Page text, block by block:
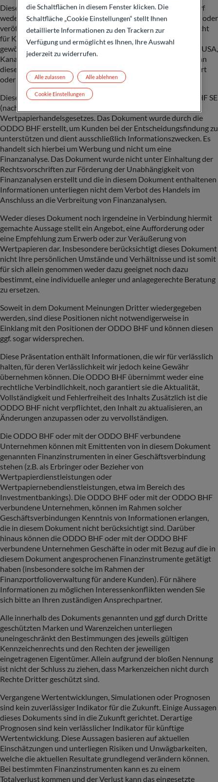
Dieses vertrauliche Dokument ist nur für Sie bestimmt Es darf
weder insgesamt, noch in Teilen reproduziert, weitergegeben oder
veröffentlicht werden. Insbesondere ist dieses Dokument nicht
für Kunden oder andere Personen mit Sitz, Wohnsitz,
gewöhnlichem Aufenthaltsort oder Greencard in bzw für die USA,
Kanada oder anderen Drittstaaten bestimmt und darf nicht an
diese Personen weitergegeben bzw. in diese Länder eingeführt
oder dort verbreitet werden.
Diese Publikation ist eine Kundeninformation der ODDO BHF SE
(nachfolgend „ODDO BHF“) im Sinne des
Wertpapierhandelsgesetzes. Das Dokument wurde durch die
ODDO BHF erstellt, um Kunden bei der Entscheidungsfindung zu
unterstützen und dient ausschließlich Informationszwecken. Es
handelt sich hierbei um Werbung und nicht um eine
Finanzanalyse. Das Dokument wurde nicht unter Einhaltung der
Rechtsvorschriften zur Förderung der Unabhängigkeit von
Finanzanalysen erstellt und die in diesem Dokument enthaltenen
Informationen unterliegen nicht dem Verbot des Handels im
Anschluss an die Verbreitung von Finanzanalysen.
Weder dieses Dokument noch irgendeine in Verbindung hiermit
gemachte Aussage stellt ein Angebot, eine Aufforderung oder
eine Empfehlung zum Erwerb oder zur Veräußerung von
Wertpapieren dar. Insbesondere berücksichtigt dieses Dokument
nicht Ihre persönlichen Umstände und Verhältnisse und ist somit
für sich allein genommen weder dazu geeignet noch dazu
bestimmt, eine individuelle anleger und anlagegerechte Beratung
zu ersetzen.
Soweit in dem Dokument Meinungen Dritter wiedergegeben
werden, sind diese Positionen nicht notwendigerweise in
Einklang mit den Positionen der ODDO BHF und können diesen
ggf. sogar widersprechen.
Diese Präsentation enthält Informationen, die wir für verlässlich
halten, für deren Verlässlichkeit wir jedoch keine Gewähr
übernehmen können. Die ODDO BHF übernimmt weder eine
rechtliche Verbindlichkeit, noch garantiert sie die Aktualität,
Vollständigkeit und Fehlerfreiheit des Inhalts Zusätzlich ist die
ODDO BHF nicht verpflichtet, den Inhalt zu aktualisieren, an
Änderungen anzupassen oder zu vervollständigen.
Die ODDO BHF oder mit der ODDO BHF verbundene
Unternehmen können mit Emittenten von in diesem Dokument
genannten Finanzinstrumenten in einer Geschäftsverbindung
stehen (z.B. als Erbringer oder Bezieher von
Wertpapierdienstleistungen oder
Wertpapiernebendienstleistungen, etwa im Bereich des
Investmentbankings). Die ODDO BHF oder mit der ODDO BHF
verbundene Unternehmen, können im Rahmen solcher
Geschäftsverbindungen Kenntnis von Informationen erlangen,
die in diesem Dokument nicht berücksichtigt sind. Darüber
hinaus können die ODDO BHF oder mit der ODDO BHF
verbundene Unternehmen Geschäfte in oder mit Bezug auf die in
diesem Dokument angesprochenen Finanzinstrumente getätigt
haben (insbesondere solche im Rahmen der
Finanzportfolioverwaltung für andere Kunden). Für nähere
Informationen zu möglichen Interessenkonflikten wenden Sie
sich bitte an Ihren zuständigen Ansprechpartner.
Alle innerhalb des Dokuments genannten und ggf durch Dritte
geschützten Marken und Warenzeichen unterliegen
uneingeschränkt den Bestimmungen des jeweils gültigen
Kennzeichenrechts und den Rechten der jeweiligen
eingetragenen Eigentümer. Allein aufgrund der bloßen Nennung
ist nicht der Schluss zu ziehen, dass Markenzeichen nicht durch
Rechte Dritter geschützt sind.
Vergangene Wertentwicklungen, Simulationen oder Prognosen
sind kein zuverlässiger Indikator für die Zukunft. Einige Aussagen
dieses Dokuments sind in die Zukunft gerichtet. Derartige
Prognosen sind kein verlässlicher Indikator für künftige
Wertentwicklung. Diese Aussagen basieren auf aktuellen
Einschätzungen und unterliegen Risiken und Unwägbarkeiten,
welche die aktuellen Resultate grundlegend verändern können.
Bei bestimmten Finanzinstrumenten kann es zu einem
Totalverlust kommen und der Verlust kann das eingesetzte
die Schaltflächen in diesem Fenster klicken. Die
Schaltfläche „Cookie Einstellungen“ stellt Ihnen
detaillierte Informationen zu den Trackern zur
Verfügung und ermöglicht es Ihnen, Ihre Auswahl
jederzeit zu widerrufen.
Alle ablehnen
Alle zulassen
Cookie Einstellungen